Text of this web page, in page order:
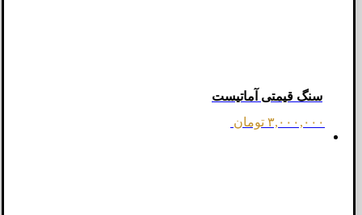
سنگ قیمتی آماتیست
۳,۰۰۰,۰۰۰ تومان